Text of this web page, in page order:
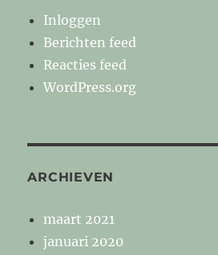
Inloggen
Berichten feed
Reacties feed
WordPress.org
ARCHIEVEN
maart 2021
januari 2020